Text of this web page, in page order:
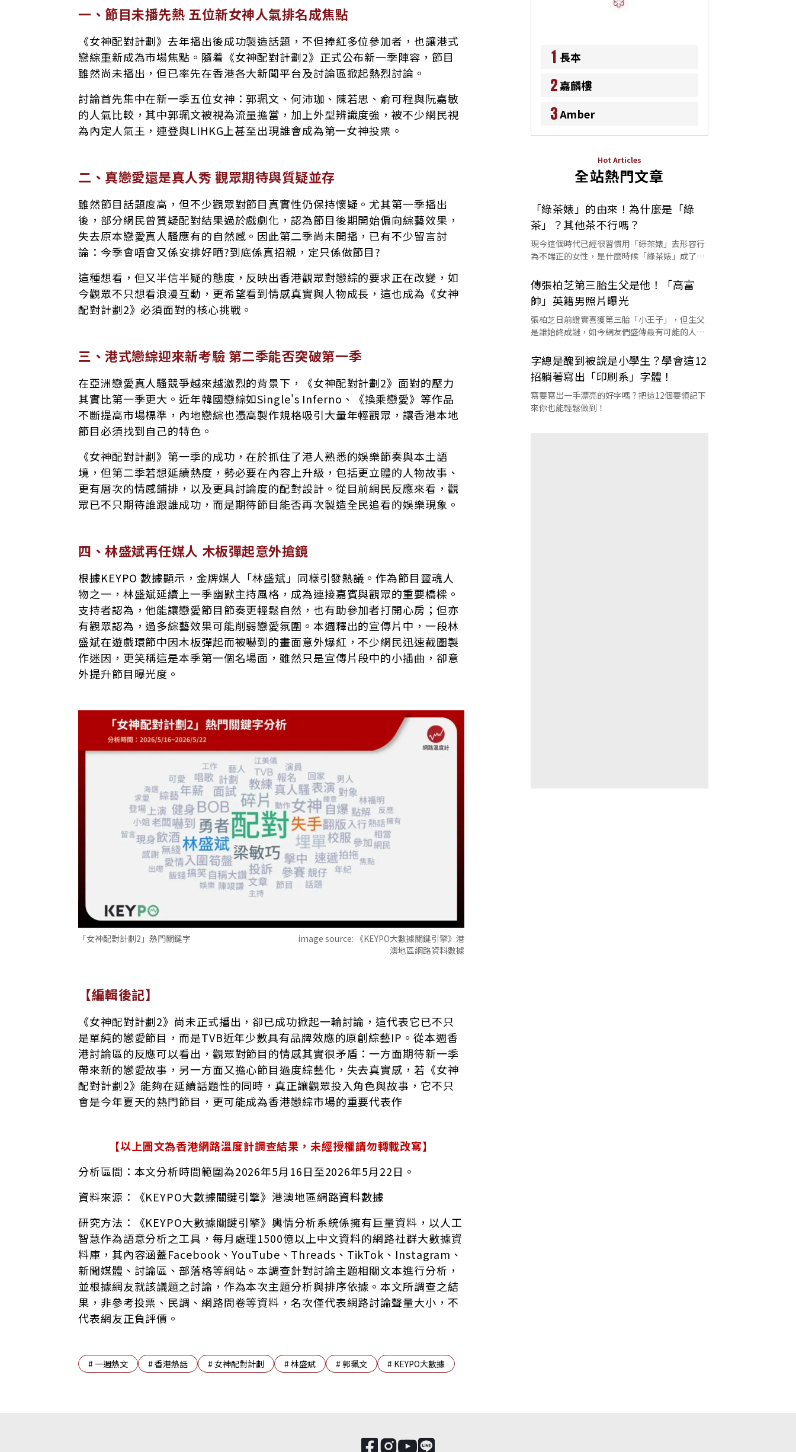
一、節目未播先熱 五位新女神人氣排名成焦點
《女神配對計劃》去年播出後成功製造話題，不但捧紅多位參加者，也讓港式
戀綜重新成為市場焦點。隨着《女神配對計劃2》正式公布新一季陣容，節目
雖然尚未播出，但已率先在香港各大新聞平台及討論區掀起熱烈討論。
討論首先集中在新一季五位女神：郭珮文、何沛珈、陳若思、俞可程與阮嘉敏
的人氣比較，其中郭珮文被視為流量擔當，加上外型辨識度強，被不少網民視
為內定人氣王，連登與LIHKG上甚至出現誰會成為第一女神投票。
二、真戀愛還是真人秀 觀眾期待與質疑並存
雖然節目話題度高，但不少觀眾對節目真實性仍保持懷疑。尤其第一季播出
後，部分網民曾質疑配對結果過於戲劇化，認為節目後期開始偏向綜藝效果，
失去原本戀愛真人騷應有的自然感。因此第二季尚未開播，已有不少留言討
論：今季會唔會又係安排好晒?到底係真招親，定只係做節目?
這種想看，但又半信半疑的態度，反映出香港觀眾對戀綜的要求正在改變，如
今觀眾不只想看浪漫互動，更希望看到情感真實與人物成長，這也成為《女神
配對計劃2》必須面對的核心挑戰。
三、港式戀綜迎來新考驗 第二季能否突破第一季
在亞洲戀愛真人騷競爭越來越激烈的背景下，《女神配對計劃2》面對的壓力
其實比第一季更大。近年韓國戀綜如Single's Inferno、《換乘戀愛》等作品
不斷提高市場標準，內地戀綜也憑高製作規格吸引大量年輕觀眾，讓香港本地
節目必須找到自己的特色。
《女神配對計劃》第一季的成功，在於抓住了港人熟悉的娛樂節奏與本土語
境，但第二季若想延續熱度，勢必要在內容上升級，包括更立體的人物故事、
更有層次的情感鋪排，以及更具討論度的配對設計。從目前網民反應來看，觀
眾已不只期待誰跟誰成功，而是期待節目能否再次製造全民追看的娛樂現象。
四、林盛斌再任媒人 木板彈起意外搶鏡
根據KEYPO 數據顯示，金牌媒人「林盛斌」同樣引發熱議。作為節目靈魂人
物之一，林盛斌延續上一季幽默主持風格，成為連接嘉賓與觀眾的重要橋樑。
支持者認為，他能讓戀愛節目節奏更輕鬆自然，也有助參加者打開心房；但亦
有觀眾認為，過多綜藝效果可能削弱戀愛氛圍。本週釋出的宣傳片中，一段林
盛斌在遊戲環節中因木板彈起而被嚇到的畫面意外爆紅，不少網民迅速截圖製
作迷因，更笑稱這是本季第一個名場面，雖然只是宣傳片段中的小插曲，卻意
外提升節目曝光度。
「女神配對計劃2」熱門關鍵字 image source: 《KEYPO大數據關鍵引擎》港
澳地區網路資料數據
【編輯後記】
《女神配對計劃2》尚未正式播出，卻已成功掀起一輪討論，這代表它已不只
是單純的戀愛節目，而是TVB近年少數具有品牌效應的原創綜藝IP。從本週香
港討論區的反應可以看出，觀眾對節目的情感其實很矛盾：一方面期待新一季
帶來新的戀愛故事，另一方面又擔心節目過度綜藝化，失去真實感，若《女神
配對計劃2》能夠在延續話題性的同時，真正讓觀眾投入角色與故事，它不只
會是今年夏天的熱門節目，更可能成為香港戀綜市場的重要代表作
【以上圖文為香港網路溫度計調查結果，未經授權請勿轉載改寫】
分析區間：本文分析時間範圍為2026年5月16日至2026年5月22日 。
資料來源：《KEYPO大數據關鍵引擎》港澳地區網路資料數據
研究方法：《KEYPO大數據關鍵引擎》輿情分析系統係擁有巨量資料，以人工
智慧作為語意分析之工具，每月處理1500億以上中文資料的網路社群大數據資
料庫，其內容涵蓋Facebook、YouTube、Threads、TikTok、Instagram、
新聞媒體、討論區、部落格等網站。本調查針對討論主題相關文本進行分析，
並根據網友就該議題之討論，作為本次主題分析與排序依據。本文所調查之結
果，非參考投票、民調、網路問卷等資料，名次僅代表網路討論聲量大小，不
代表網友正負評價。
# 一週熱文 #香港熱話 #女神配對計劃 #林盛斌 #郭珮文 # KEYPO大數據
1 長本
2嘉麟樓
3Amber
Hot Articles
全站熱門文章
「綠茶婊」的由來！為什麼是「綠
茶」？其他茶不行嗎？
現今這個時代已經很習慣用「綠茶婊」去形容行
為不端正的女性，是什麼時候「綠茶婊」成了罵
傳張柏芝第三胎生父是他！「高富
帥」英籍男照片曝光
張柏芝日前證實喜獲第三胎「小王子」，但生父
是誰始終成謎，如今網友們盛傳最有可能的人選
字總是醜到被說是小學生？學會這12
招躺著寫出「印刷系」字體！
寫要寫出一手漂亮的好字嗎？把這12個要領記下
來你也能輕鬆做到！